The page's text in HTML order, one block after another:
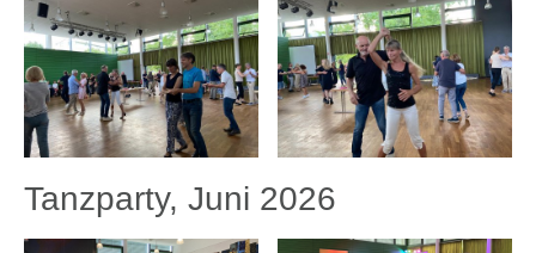
Tanzparty, Juni 2026